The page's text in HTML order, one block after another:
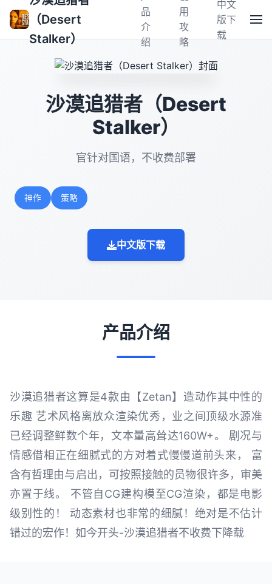
（Desert
Stalker）
品
介
绍
用
攻
略
中文
版下
载
沙漠追猎者（Desert
Stalker）
官针对国语，不收费部署
神作 策略
中文版下载
产品介绍
沙漠追猎者这算是4款由【Zetan】造动作其中性的
乐趣 艺术风格离放众渲染优秀，业之间顶级水源准
已经调整鲜数个年，文本量高耸达160W+。 剧况与
情感借相正在细腻式的方对着式慢慢道前头来， 富
含有哲理由与启出，可按照接触的员物很许多，审美
亦置于线。 不管自CG建构模至CG渲染，都是电影
级别性的！ 动态素材也非常的细腻！绝对是不估计
错过的宏作！如今开头-沙漠追猎者不收费下降载